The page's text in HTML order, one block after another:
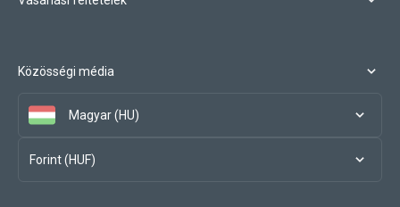
Közösségi média
Magyar (HU)
Forint (HUF)